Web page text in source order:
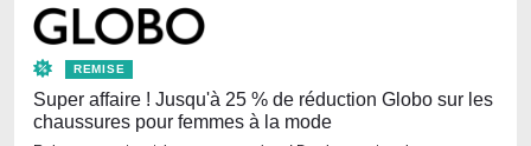
REMISE
Super affaire ! Jusqu'à 25 % de réduction Globo sur les
chaussures pour femmes à la mode